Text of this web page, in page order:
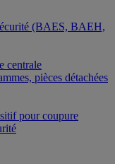
(BAES, BAEH,
centrale
pièces détachées
pour coupure